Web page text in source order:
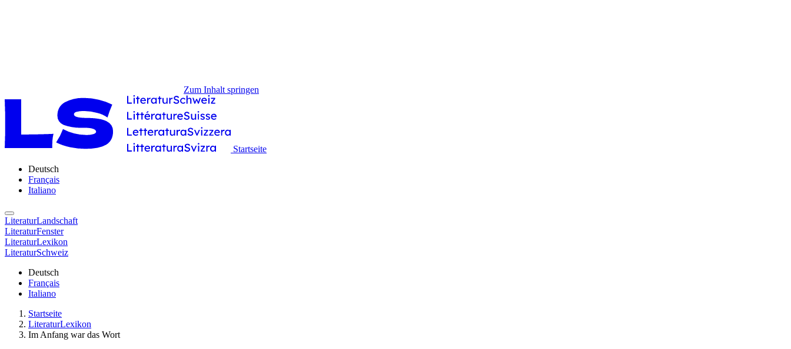
Zum Inhalt springen
Startseite
Deutsch
Français
Italiano
LiteraturLandschaft
LiteraturFenster
LiteraturLexikon
LiteraturSchweiz
Deutsch
Français
Italiano
Startseite
LiteraturLexikon
Im Anfang war das Wort